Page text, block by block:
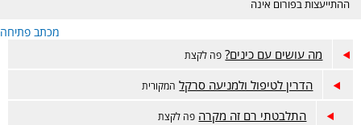
ההתייעצות בפורום אינה
הפורום דתי, נא לכבד את
רגשות הגולשות בסגנון
לפורום אמהות הפתוח-
מכתב פתיחה
מה עושים עם כינים? פה לקצת
הדרין לטיפול ולמניעה סרקל המקורית
התלבטתי רם זה מקרה פה לקצת